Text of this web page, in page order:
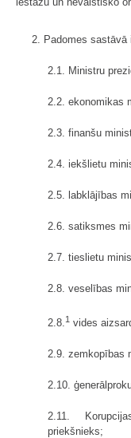
2. Padomes sastāvā
2.1. Ministru
2.2. ekonomikas
2.3. finanšu
2.4. iekšlietu
2.5. labklājības
2.6. satiksmes
2.7. tieslietu
2.8. veselības
2.8. 1 vides
2.9. zemkopības
2.10.
2.11.
priekšnieks;